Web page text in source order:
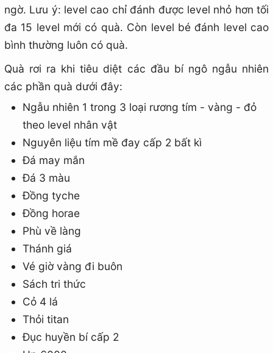
ngờ. Lưu ý: level cao chỉ đánh được level nhỏ hơn tối
đa 15 level mới có quà. Còn level bé đánh level cao
bình thường luôn có quà.
Quà rơi ra khi tiêu diệt các đầu bí ngô ngẫu nhiên
các phần quà dưới đây:
Ngẫu nhiên 1 trong 3 loại rương tím - vàng - đỏ
theo level nhân vật
Nguyên liệu tím mề đay cấp 2 bất kì
Đá may mắn
Đá 3 màu
Đồng tyche
Đồng horae
Phù về làng
Thánh giá
Vé giờ vàng đi buôn
Sách tri thức
Cỏ 4 lá
Thỏi titan
Đục huyền bí cấp 2